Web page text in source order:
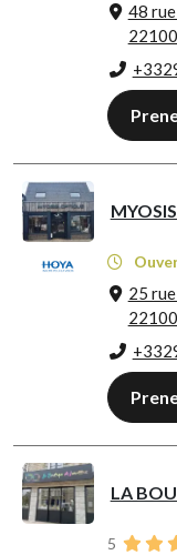
48
25
LA
5